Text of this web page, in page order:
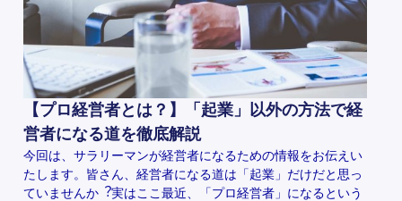
【プロ経営者とは？】「起業」以外の方法で経
営者になる道を徹底解説
今回は、サラリーマンが経営者になるための情報をお伝えい
たします。皆さん、経営者になる道は「起業」だけだと思っ
ていませんか︖実はここ最近、「プロ経営者」になるという